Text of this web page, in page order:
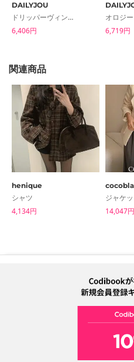
DAILYJOU
ドリッパーヴィンテージレザーポケットショルダーバッグ
6,406円
6,719円
関連商品
henique
シャツ
4,134円
ジャケッ
14,047円
電話番号：05068838012 (月-金 1PM ~ 5PM)
電子メールアドレス：help@codibook.net
所在地：A-301, 114, Gasan digital 2-ro,